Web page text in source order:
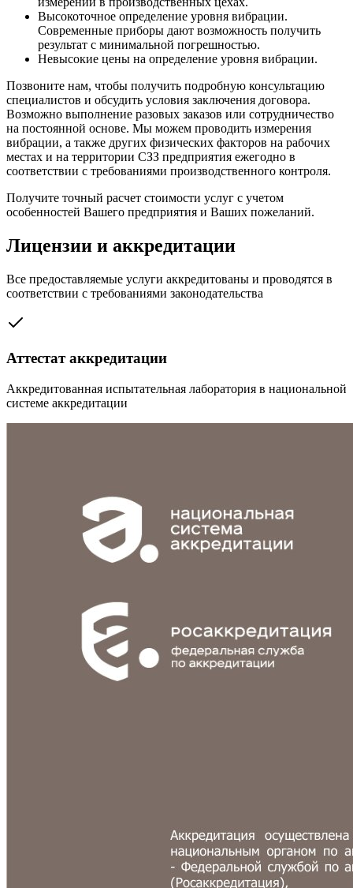
Высокоточное определение уровня вибрации.
Современные приборы дают возможность получить
результат с минимальной погрешностью.
Невысокие цены на определение уровня вибрации.
Позвоните нам, чтобы получить подробную консультацию
специалистов и обсудить условия заключения договора.
Возможно выполнение разовых заказов или сотрудничество
на постоянной основе. Мы можем проводить измерения
вибрации, а также других физических факторов на рабочих
местах и на территории СЗЗ предприятия ежегодно в
соответствии с требованиями производственного контроля.
Получите точный расчет стоимости услуг с учетом
особенностей Вашего предприятия и Ваших пожеланий.
Лицензии и аккредитации
Все предоставляемые услуги аккредитованы и проводятся в
соответствии с требованиями законодательства
Аттестат аккредитации
Аккредитованная испытательная лаборатория в национальной
системе аккредитации